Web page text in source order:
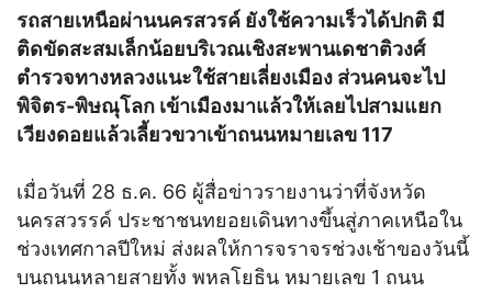
รถสายเหนือผ่านนครสวรค์ ยังใช้ความเร็วได้ปกติ มี
ติดขัดสะสมเล็กน้อยบริเวณเชิงสะพานเดชาติวงศ์
ตำรวจทางหลวงแนะใช้สายเลี่ยงเมือง ส่วนคนจะไป
พิจิตร-พิษณุโลก เข้าเมืองมาแล้วให้เลยไปสามแยก
เวียงดอยแล้วเลี้ยวขวาเข้าถนนหมายเลข 117
เมื่อวันที่ 28 ธ.ค. 66 ผู้สื่อข่าวรายงานว่าที่จังหวัด
นครสวรรค์ ประชาชนทยอยเดินทางขึ้นสู่ภาคเหนือใน
ช่วงเทศกาลปีใหม่ ส่งผลให้การจราจรช่วงเช้าของวันนี้
บนถนนหลายสายทั้ง พหลโยธิน หมายเลข 1 ถนน